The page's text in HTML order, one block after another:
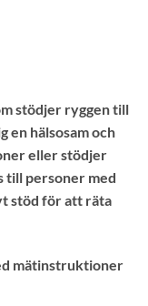
stödjer ryggen till
en hälsosam och
eller stödjer
till personer med
stöd för att räta
mätinstruktioner